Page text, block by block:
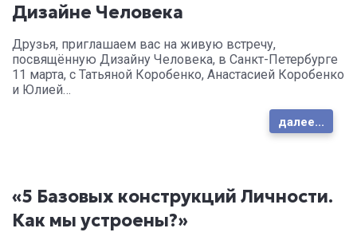
Дизайне Человека
Друзья, приглашаем вас на живую встречу,
посвящённую Дизайну Человека, в Санкт-Петербурге
11 марта, с Татьяной Коробенко, Анастасией Коробенко
и Юлией…
далее...
«5 Базовых конструкций Личности.
Как мы устроены?»